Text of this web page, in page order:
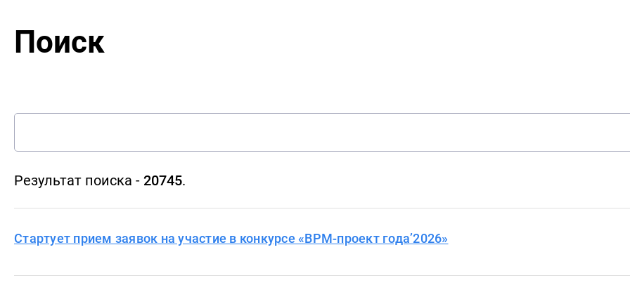
Поиск
Результат поиска - 20745.
Стартует прием заявок на участие в конкурсе «BPM-проект года’2026»